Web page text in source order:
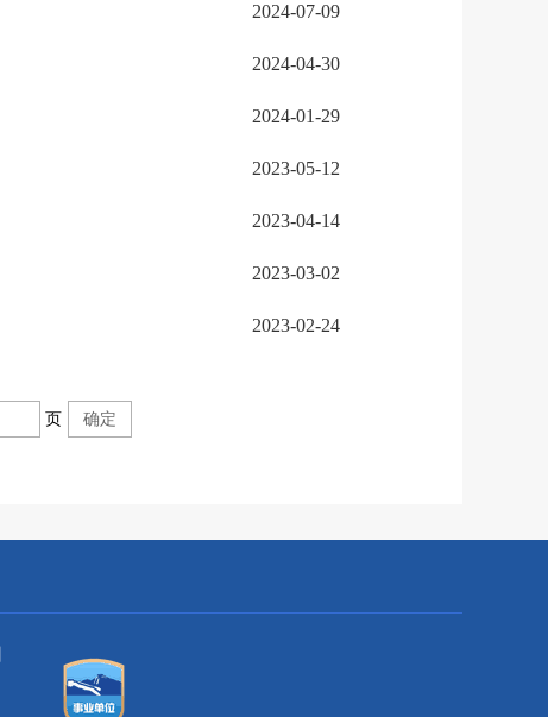
2024-07-09
2024-04-30
2024-01-29
2023-05-12
2023-04-14
2023-03-02
2023-02-24
页 确定